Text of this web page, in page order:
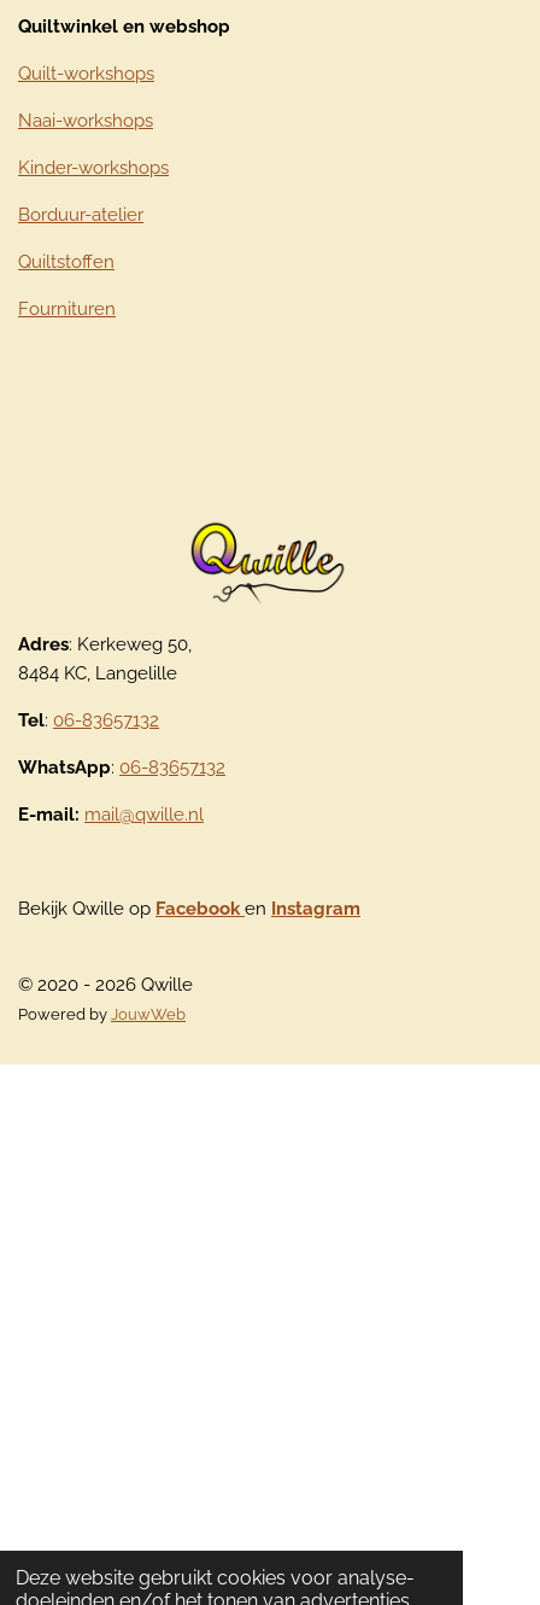
Deze website gebruikt cookies voor analyse-
Quiltwinkel en webshop
Quilt-workshops
Naai-workshops
Kinder-workshops
Borduur-atelier
Quiltstoffen
Fournituren
Adres: Kerkeweg 50,
8484 KC, Langelille
Tel: 06-83657132
WhatsApp: 06-83657132
E-mail: mail@qwille.nl
Bekijk Qwille op Facebook en Instagram
© 2020 - 2026 Qwille
Powered by JouwWeb